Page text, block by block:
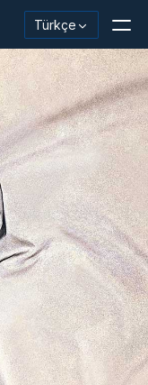
Türkçe